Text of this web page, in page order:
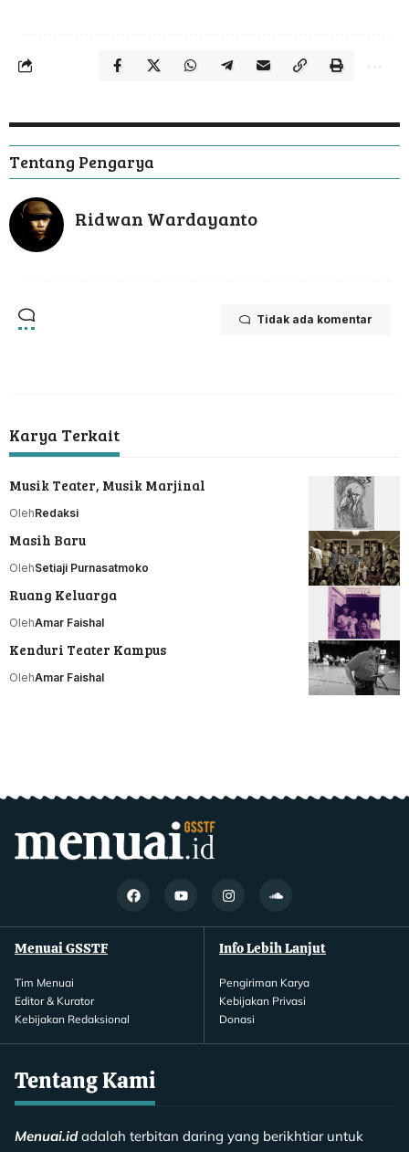
Tentang Pengarya
Ridwan Wardayanto
Tidak ada komentar
Karya Terkait
Musik Teater, Musik Marjinal
OlehRedaksi
Masih Baru
OlehSetiaji Purnasatmoko
Ruang Keluarga
OlehAmar Faishal
Kenduri Teater Kampus
OlehAmar Faishal
Menuai GSSTF
Tim Menuai
Editor & Kurator
Kebijakan Redaksional
Info Lebih Lanjut
Pengiriman Karya
Kebijakan Privasi
Donasi
Tentang Kami
Menuai.idadalah terbitan daring yang berikhtiar untuk